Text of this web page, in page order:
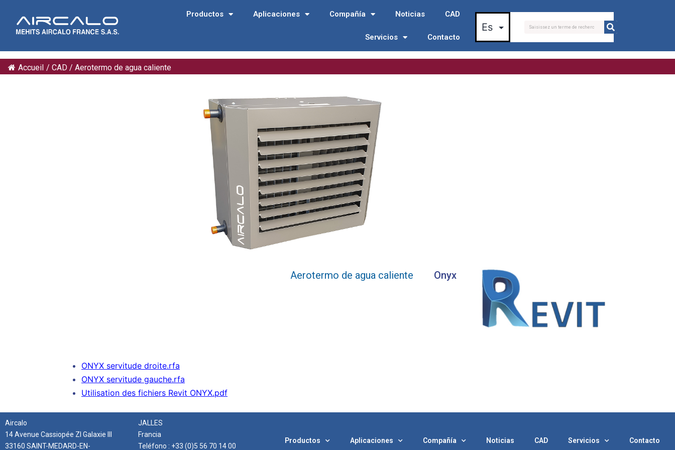
Productos Aplicaciones Compañía Noticias CAD
Servicios Contacto
Accueil / CAD / Aerotermo de agua caliente
Aerotermo de agua caliente Onyx
ONYX servitude droite.rfa
ONYX servitude gauche.rfa
Utilisation des fichiers Revit ONYX.pdf
Aircalo
14 Avenue Cassiopée ZI Galaxie III
33160 SAINT-MEDARD-EN-
JALLES
Francia
Teléfono : +33 (0)5 56 70 14 00
Productos Aplicaciones Compañía Noticias CAD Servicios Contacto